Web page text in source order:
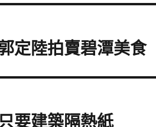
定陸拍賣碧潭美食
要建築隔熱紙